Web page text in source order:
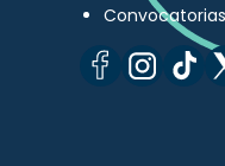
Convocatorias